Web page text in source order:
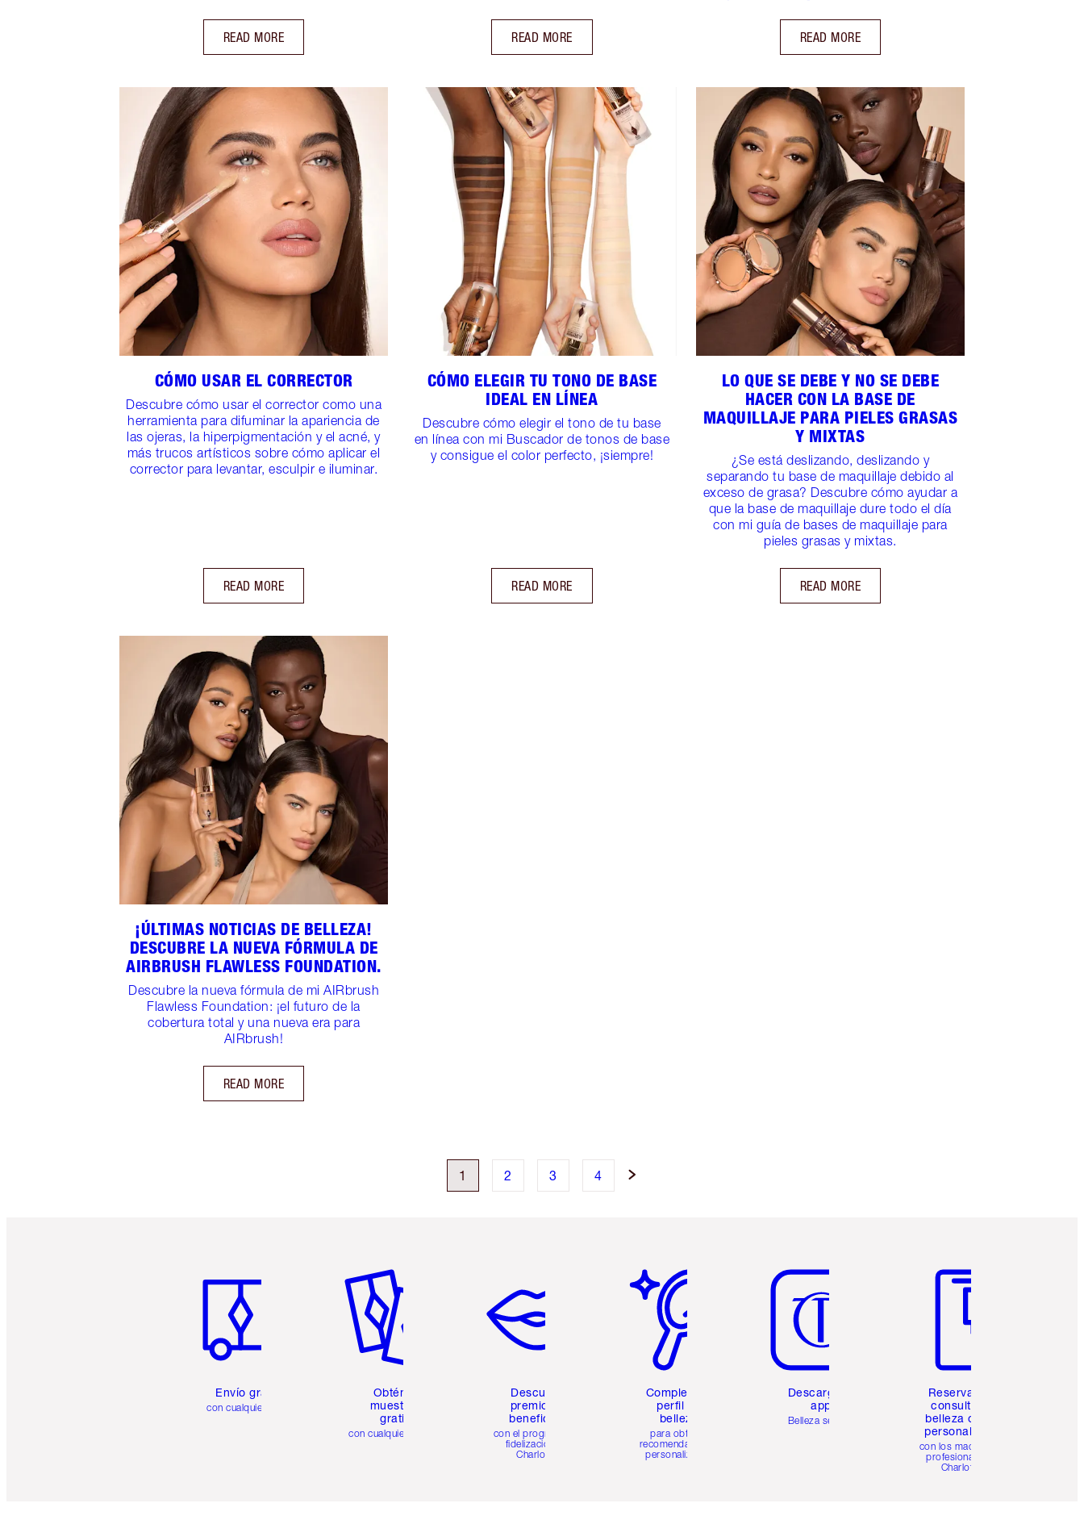
READ MORE READ MORE READ MORE
CÓMO USAR EL CORRECTOR
Descubre cómo usar el corrector como una
herramienta para difuminar la apariencia de
las ojeras, la hiperpigmentación y el acné, y
más trucos artísticos sobre cómo aplicar el
corrector para levantar, esculpir e iluminar.
READ MORE
CÓMO ELEGIR TU TONO DE BASE
IDEAL EN LÍNEA
Descubre cómo elegir el tono de tu base
en línea con mi Buscador de tonos de base
y consigue el color perfecto, ¡siempre!
READ MORE
LO QUE SE DEBE Y NO SE DEBE
HACER CON LA BASE DE
MAQUILLAJE PARA PIELES GRASAS
Y MIXTAS
¿Se está deslizando, deslizando y
separando tu base de maquillaje debido al
exceso de grasa? Descubre cómo ayudar a
que la base de maquillaje dure todo el día
con mi guía de bases de maquillaje para
pieles grasas y mixtas.
READ MORE
¡ÚLTIMAS NOTICIAS DE BELLEZA!
DESCUBRE LA NUEVA FÓRMULA DE
AIRBRUSH FLAWLESS FOUNDATION.
Descubre la nueva fórmula de mi AIRbrush
Flawless Foundation: ¡el futuro de la
cobertura total y una nueva era para
AIRbrush!
READ MORE
1 2 3 4
Envío gratuito
con cualquier pedido
Obtén 2
muestras
gratis
con cualquier pedido
Descubre
premios y
beneficios
con el programa de
fidelización de
Charlotte
Completa tu
perfil de
belleza
para obtener
recomendaciones
personalizadas
Descarga la
app
Belleza sencilla
Reserva una
consulta de
belleza online
personalizada
con los maquillistas
profesionales de
Charlotte.